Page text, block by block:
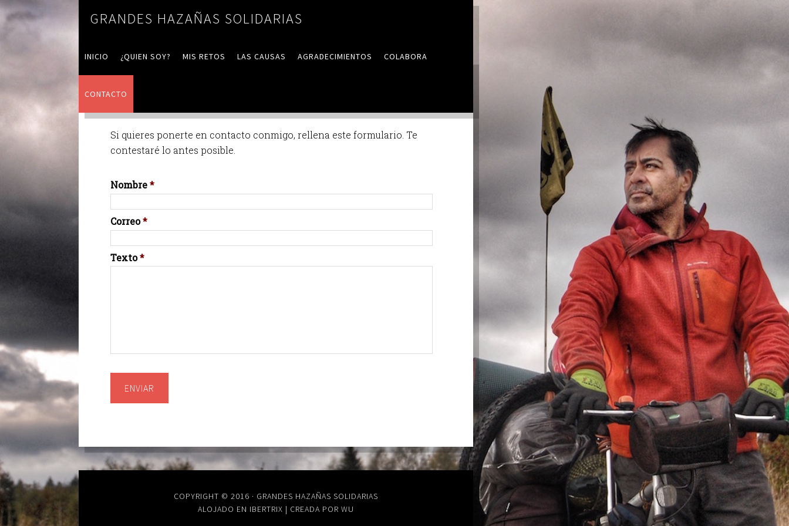
GRANDES HAZAÑAS SOLIDARIAS
INICIO ¿QUIEN SOY? MIS RETOS LAS CAUSAS AGRADECIMIENTOS COLABORA
CONTACTOContacto
Si quieres ponerte en contacto conmigo, rellena este formulario. Te
contestaré lo antes posible.
Nombre*
Correo*
Texto*
COPYRIGHT © 2016 · GRANDES HAZAÑAS SOLIDARIAS
ALOJADO EN IBERTRIX | CREADA POR WU